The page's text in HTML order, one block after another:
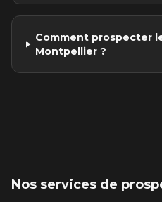
Comment prospecter
Montpellier ?
Nos services de